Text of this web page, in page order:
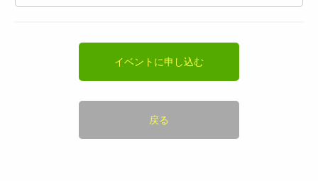
イベントに申し込む
戻る